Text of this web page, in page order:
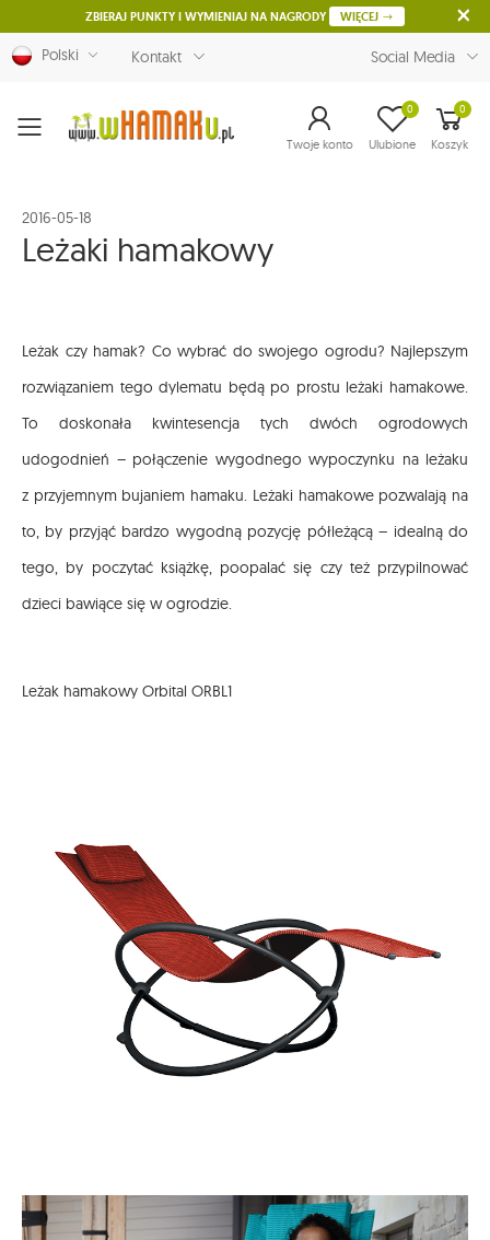
ZBIERAJ PUNKTY I WYMIENIAJ NA NAGRODY WIĘCEJ
Polski Kontakt Social Media
Menu Twoje konto Ulubione
0 0
Koszyk
2016-05-18
Leżaki hamakowy
Leżak czy hamak? Co wybrać do swojego ogrodu? Najlepszym
rozwiązaniem tego dylematu będą po prostu leżaki hamakowe.
To doskonała kwintesencja tych dwóch ogrodowych
udogodnień – połączenie wygodnego wypoczynku na leżaku
z przyjemnym bujaniem hamaku. Leżaki hamakowe pozwalają na
to, by przyjąć bardzo wygodną pozycję półleżącą – idealną do
tego, by poczytać książkę, poopalać się czy też przypilnować
dzieci bawiące się w ogrodzie.
Leżak hamakowy Orbital ORBL1